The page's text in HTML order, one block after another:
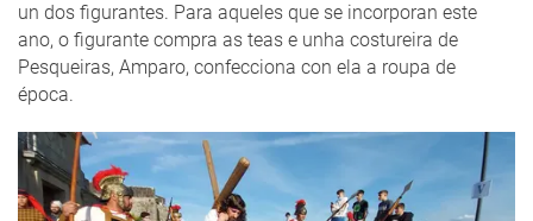
un dos figurantes. Para aqueles que se incorporan este
ano, o figurante compra as teas e unha costureira de
Pesqueiras, Amparo, confecciona con ela a roupa de
época.